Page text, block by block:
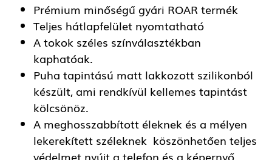
Prémium minőségű gyári ROAR termék
Teljes hátlapfelület nyomtatható
A tokok széles színválasztékban
kaphatóak.
Puha tapintású matt lakkozott szilikonból
készült, ami rendkívül kellemes tapintást
kölcsönöz.
A meghosszabbított éleknek és a mélyen
lekerekített széleknek köszönhetően teljes
védelmet nyújt a telefon és a képernyő